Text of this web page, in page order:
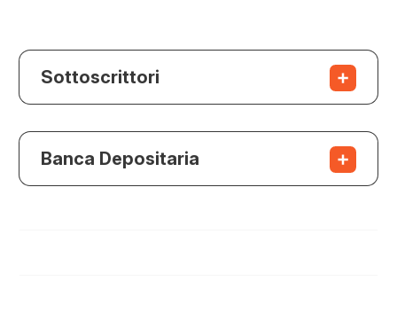
Sottoscrittori
Banca Depositaria